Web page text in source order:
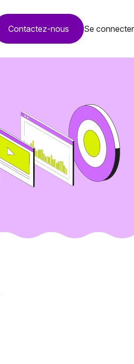
Contactez-nous Se connecter